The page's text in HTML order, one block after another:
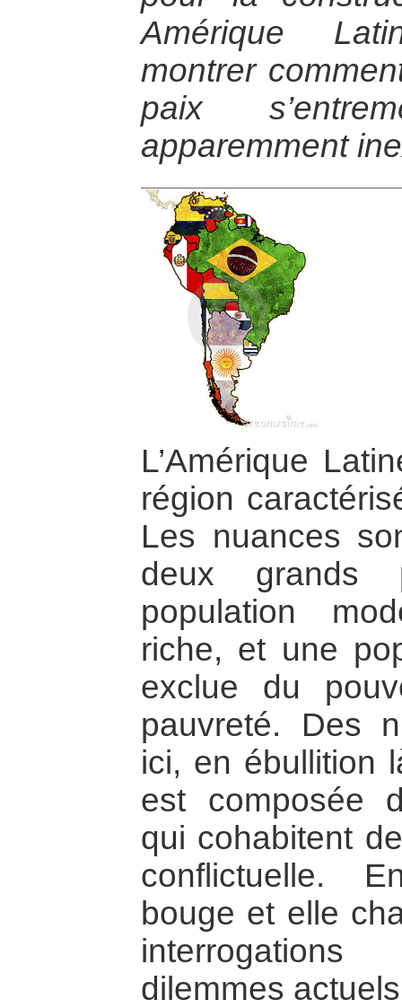
Amérique
montrer
paix
apparemment
L’Amérique
région
Les nuances
deux grands
population
riche, et une
exclue du
pauvreté. Des
ici, en ébullition
est composée
qui cohabitent
conflictuelle.
bouge et elle
dilemmes